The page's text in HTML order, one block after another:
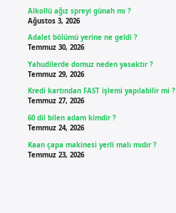
Alkollü ağız spreyi günah mı ?
Ağustos 3, 2026
Adalet bölümü yerine ne geldi ?
Temmuz 30, 2026
Yahudilerde domuz neden yasaktır ?
Temmuz 29, 2026
Kredi kartından FAST işlemi yapılabilir mi ?
Temmuz 27, 2026
60 dil bilen adam kimdir ?
Temmuz 24, 2026
Kaan çapa makinesi yerli malı mıdır ?
Temmuz 23, 2026